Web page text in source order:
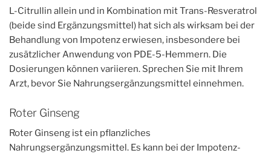
L-Citrullin allein und in Kombination mit Trans-Resveratrol
(beide sind Ergänzungsmittel) hat sich als wirksam bei der
Behandlung von Impotenz erwiesen, insbesondere bei
zusätzlicher Anwendung von PDE-5-Hemmern. Die
Dosierungen können variieren. Sprechen Sie mit Ihrem
Arzt, bevor Sie Nahrungsergänzungsmittel einnehmen.
Roter Ginseng
Roter Ginseng ist ein pflanzliches
Nahrungsergänzungsmittel. Es kann bei der Impotenz-